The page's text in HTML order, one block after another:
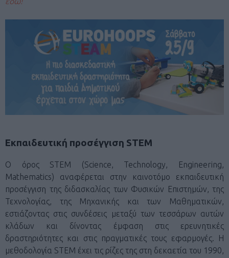
Εκπαιδευτική προσέγγιση STEM
Ο όρος STEM (Science, Technology, Engineering,
Mathematics) αναφέρεται στην καινοτόμο εκπαιδευτική
προσέγγιση της διδασκαλίας των Φυσικών Επιστημών, της
Τεχνολογίας, της Μηχανικής και των Μαθηματικών,
εστιάζοντας στις συνδέσεις μεταξύ των τεσσάρων αυτών
κλάδων και δίνοντας έμφαση στις ερευνητικές
δραστηριότητες και στις πραγματικές τους εφαρμογές. Η
μεθοδολογία STEM έχει τις ρίζες της στη δεκαετία του 1990,